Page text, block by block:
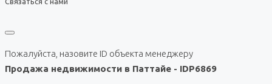
Пожалуйста, назовите ID объекта менеджеру
Продажа недвижимости в Паттайе - IDP6869